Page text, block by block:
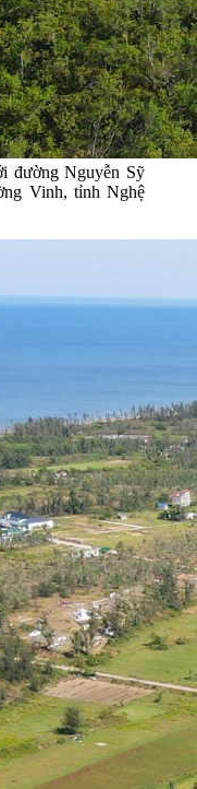
đường Nguyễn Sỹ
Vinh, tỉnh Nghệ